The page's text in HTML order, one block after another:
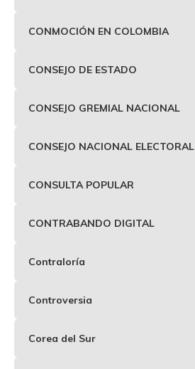
CONMOCIÓN EN COLOMBIA
CONSEJO DE ESTADO
CONSEJO GREMIAL NACIONAL
CONSEJO NACIONAL ELECTORAL
CONSULTA POPULAR
CONTRABANDO DIGITAL
Contraloría
Controversia
Corea del Sur